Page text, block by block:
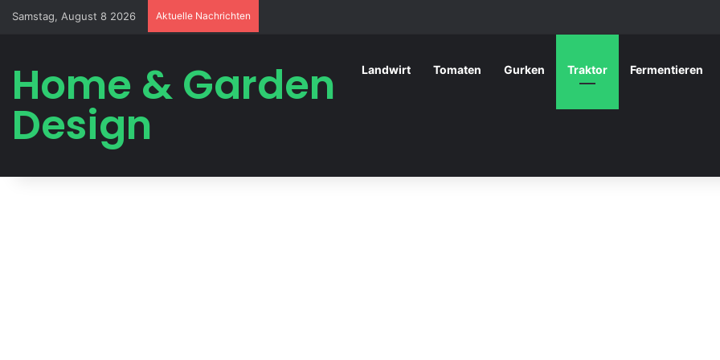
Samstag, August 8 2026 Aktuelle Nachrichten
Home & Garden
Design
Landwirt Tomaten Gurken Traktor Fermentieren